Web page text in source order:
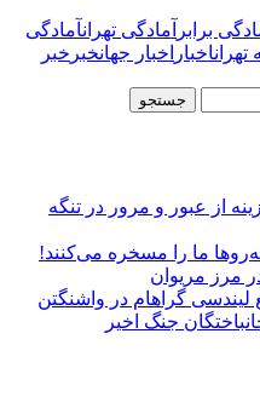
برابر آمادگی تهرانآمادگی
تهراناخبار اخبار جهانخبر خبر
از عبور و مرور در تنگه
ما را مسخره می‌کنند!
مرز مریوان
لیندسی گراهام در واشنگتن
جنگ اخیر